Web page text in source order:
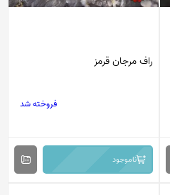
راف مرجان قرمز
فروخته شد
ناموجود